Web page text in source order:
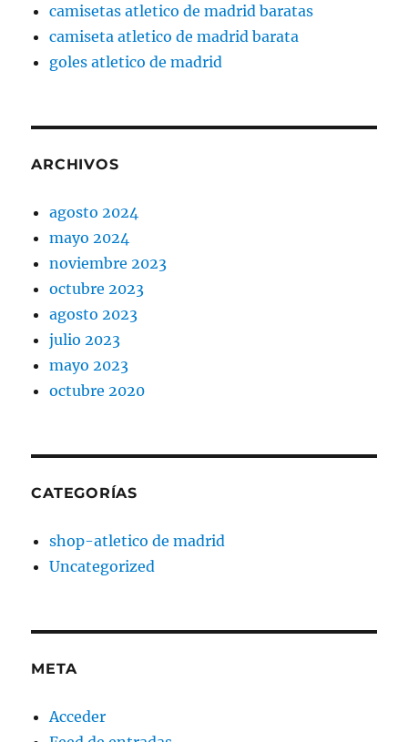
camisetas atletico de madrid baratas
camiseta atletico de madrid barata
goles atletico de madrid
ARCHIVOS
agosto 2024
mayo 2024
noviembre 2023
octubre 2023
agosto 2023
julio 2023
mayo 2023
octubre 2020
CATEGORÍAS
shop-atletico de madrid
Uncategorized
META
Acceder